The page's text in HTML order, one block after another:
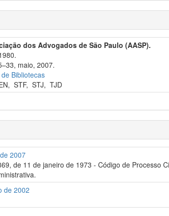
dos Advogados de São Paulo (AASP).
maio, 2007.
Bibliotecas
,STF,STJ,TJD
2007
de 11 de janeiro de 1973 - Código de
de 2002